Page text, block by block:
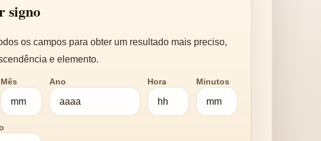
signo
os campos para obter um resultado mais preciso,
e elemento.
Mês Ano Hora Minutos